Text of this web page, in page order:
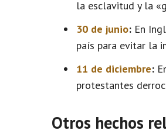
la esclavitud y la
30 de junio: En
país para evitar la
11 de diciembre:
protestantes
Otros hechos